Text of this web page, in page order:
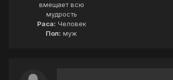
вмещает всю
мудрость
Раса: Человек
Пол: муж